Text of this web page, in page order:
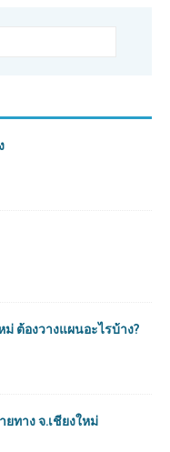
ต้องวางแผนอะไรบ้าง?
ทาง จ.เชียงใหม่